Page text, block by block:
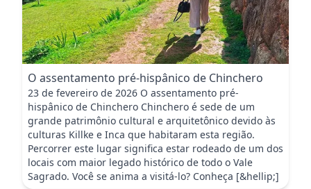
O assentamento pré-hispânico de Chinchero
23 de fevereiro de 2026 O assentamento pré-
hispânico de Chinchero Chinchero é sede de um
grande patrimônio cultural e arquitetônico devido às
culturas Killke e Inca que habitaram esta região.
Percorrer este lugar significa estar rodeado de um dos
locais com maior legado histórico de todo o Vale
Sagrado. Você se anima a visitá-lo? Conheça [&hellip;]